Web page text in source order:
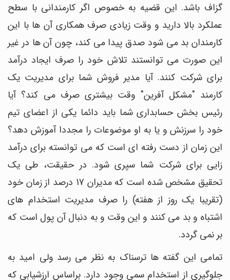
گزاف باشد. این قضیه به خصوص اگر کارمندانی با سطح
عملکرد بالا دارید و وقت زیادی صرف همکاری آن ها با این
کارمندان بد می شود صدق پیدا می کند، چون آن ها در غیر
این صورت می توانستند تلاش خود را صرف ایجاد درآمد
برای شرکت کنند. آیا مدیر فروش شما برای مدیریت یک
کارمند "مشکل آفرین" وقت بیشتری صرف می کند؟ آیا
رئیس بخش حسابداری شما باید دائما یکی از اعضای تیم
خود را سرزنش و یا به او موضوعات را مجددا آموزش دهد؟
این زمان از دست رفته ای است که می توانسته برای درآمد
زایی برای شرکت شما سپری شود. در حقیقت، طی یک
تحقیق مشخص شده است که مدیران 17 درصد از زمان خود
(تقریبا یک روز از هفته) را صرف مدیریت استخدام های
اشتباه و بد می کنند و این وقت و به دنبال آن پول است که
بر نمی گردد.
تمامی این گفته ها ترسناک به نظر می رسد ولی امید به
جلوگیری از استخدام سمی وجود دارد. براساس ارزشیابی که